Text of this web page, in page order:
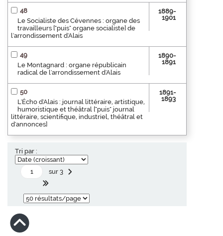
48
Le Socialiste des Cévennes : organe des
travailleurs ["puis" organe socialiste] de
l'arrondissement d'Alais
1889-
1901
49
Le Montagnard : organe républicain
radical de l'arrondissement d'Alais
1890-
1891
50
L'Écho d'Alais : journal littéraire, artistique,
humoristique et théâtral ["puis" journal
littéraire, scientifique, industriel, théâtral et
d'annonces]
1891-
1893
Tri par :
sur 3